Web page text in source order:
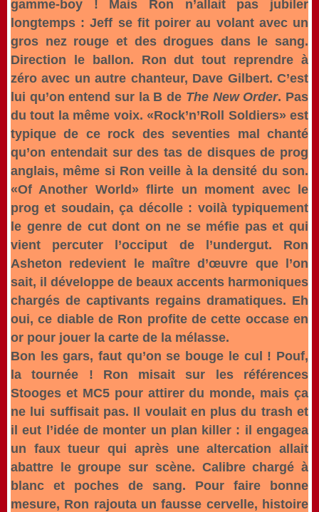
gamme-boy ! Mais Ron n’allait pas jubiler
longtemps : Jeff se fit poirer au volant avec un
gros nez rouge et des drogues dans le sang.
Direction le ballon. Ron dut tout reprendre à
zéro avec un autre chanteur, Dave Gilbert. C’est
lui qu’on entend sur la B de The New Order. Pas
du tout la même voix. «Rock’n’Roll Soldiers» est
typique de ce rock des seventies mal chanté
qu’on entendait sur des tas de disques de prog
anglais, même si Ron veille à la densité du son.
«Of Another World» flirte un moment avec le
prog et soudain, ça décolle : voilà typiquement
le genre de cut dont on ne se méfie pas et qui
vient percuter l’occiput de l’undergut. Ron
Asheton redevient le maître d’œuvre que l’on
sait, il développe de beaux accents harmoniques
chargés de captivants regains dramatiques. Eh
oui, ce diable de Ron profite de cette occase en
or pour jouer la carte de la mélasse.
Bon les gars, faut qu’on se bouge le cul ! Pouf,
la tournée ! Ron misait sur les références
Stooges et MC5 pour attirer du monde, mais ça
ne lui suffisait pas. Il voulait en plus du trash et
il eut l’idée de monter un plan killer : il engagea
un faux tueur qui après une altercation allait
abattre le groupe sur scène. Calibre chargé à
blanc et poches de sang. Pour faire bonne
mesure, Ron rajouta un fausse cervelle, histoire